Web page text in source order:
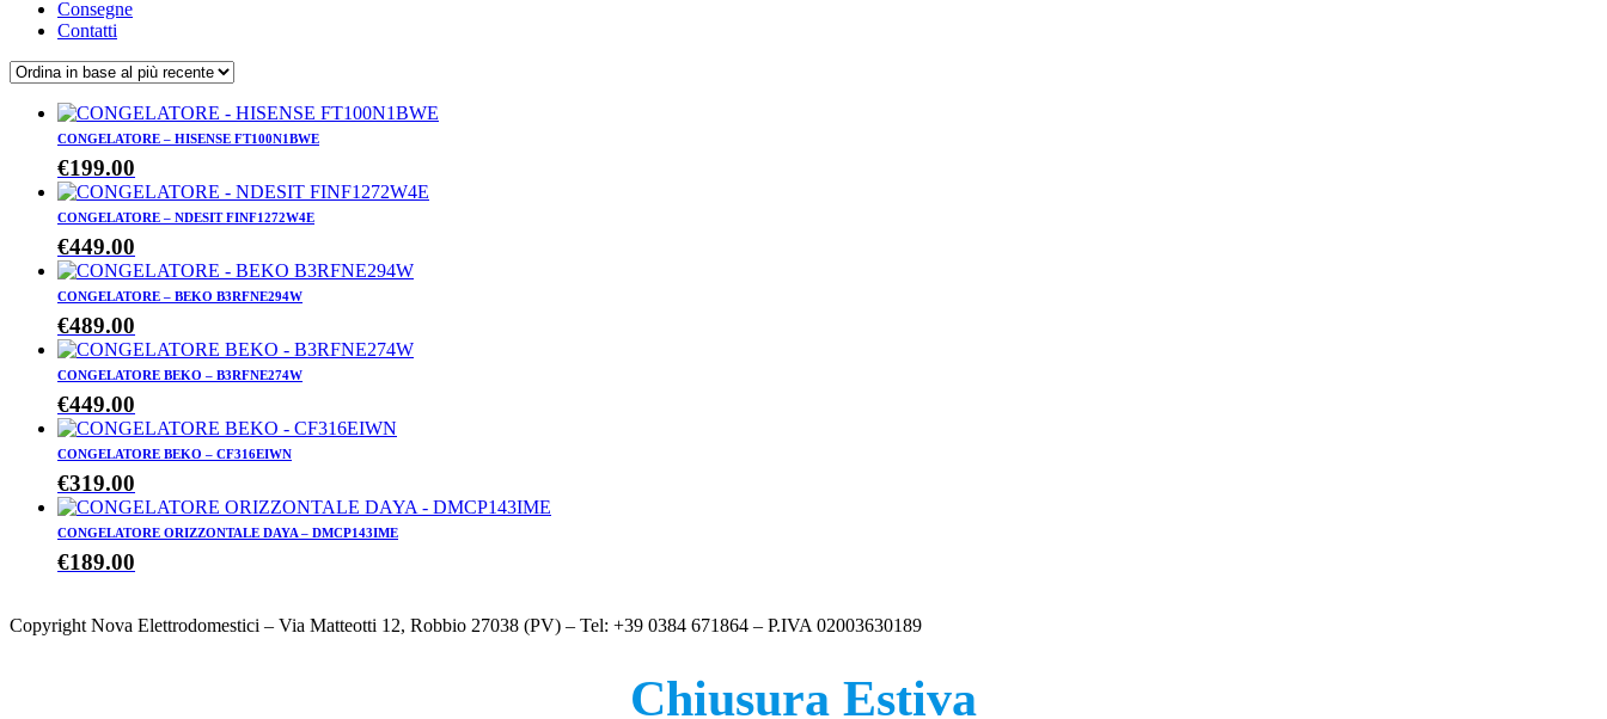
Consegne
Contatti
CONGELATORE – HISENSE FT100N1BWE
€199.00
CONGELATORE – NDESIT FINF1272W4E
€449.00
CONGELATORE – BEKO B3RFNE294W
€489.00
CONGELATORE BEKO – B3RFNE274W
€449.00
CONGELATORE BEKO – CF316EIWN
€319.00
CONGELATORE ORIZZONTALE DAYA – DMCP143IME
€189.00
Copyright Nova Elettrodomestici – Via Matteotti 12, Robbio 27038 (PV) – Tel: +39 0384 671864 – P.IVA 02003630189
Chiusura Estiva